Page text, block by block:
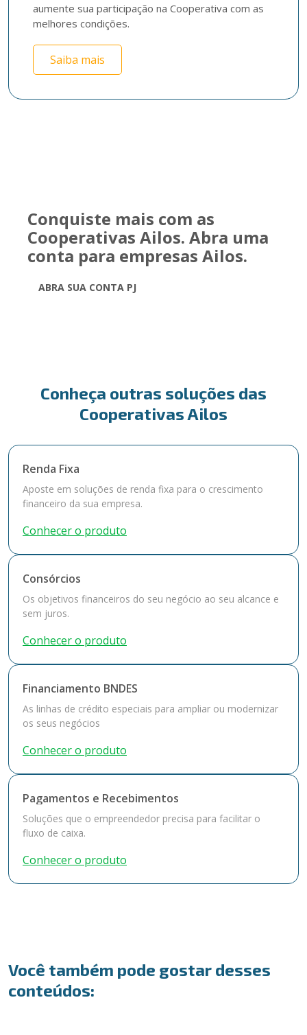
aumente sua participação na Cooperativa com as
melhores condições.
Saiba mais
Conquiste mais com as
Cooperativas Ailos. Abra uma
conta para empresas Ailos.
ABRA SUA CONTA PJ
Conheça outras soluções das
Cooperativas Ailos
Renda Fixa
Aposte em soluções de renda fixa para o crescimento
financeiro da sua empresa.
Conhecer o produto
Consórcios
Os objetivos financeiros do seu negócio ao seu alcance e
sem juros.
Conhecer o produto
Financiamento BNDES
As linhas de crédito especiais para ampliar ou modernizar
os seus negócios
Conhecer o produto
Pagamentos e Recebimentos
Soluções que o empreendedor precisa para facilitar o
fluxo de caixa.
Conhecer o produto
Você também pode gostar desses
conteúdos: